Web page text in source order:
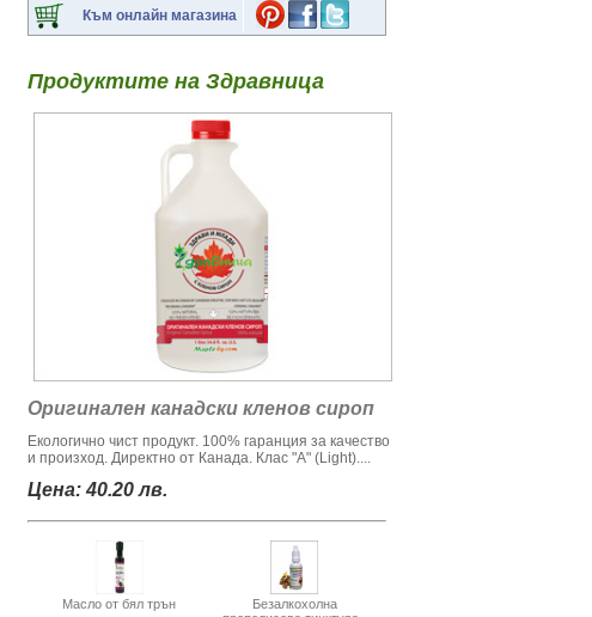
Към онлайн магазина
Продуктите на Здравница
Оригинален канадски кленов сироп
Екологично чист продукт. 100% гаранция за качество
и произход. Директно от Канада. Клас "А" (Light)....
Цена: 40.20 лв.
Масло от бял трън
Безалкохолна